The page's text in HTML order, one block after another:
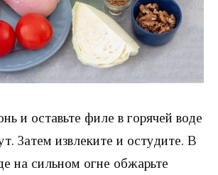
и оставьте филе в горячей воде
Затем извлеките и остудите. В
на сильном огне обжарьте